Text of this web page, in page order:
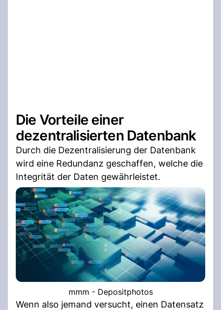
Die Vorteile einer
dezentralisierten Datenbank
Durch die Dezentralisierung der Datenbank
wird eine Redundanz geschaffen, welche die
Integrität der Daten gewährleistet.
mmm - Depositphotos
Wenn also jemand versucht, einen Datensatz